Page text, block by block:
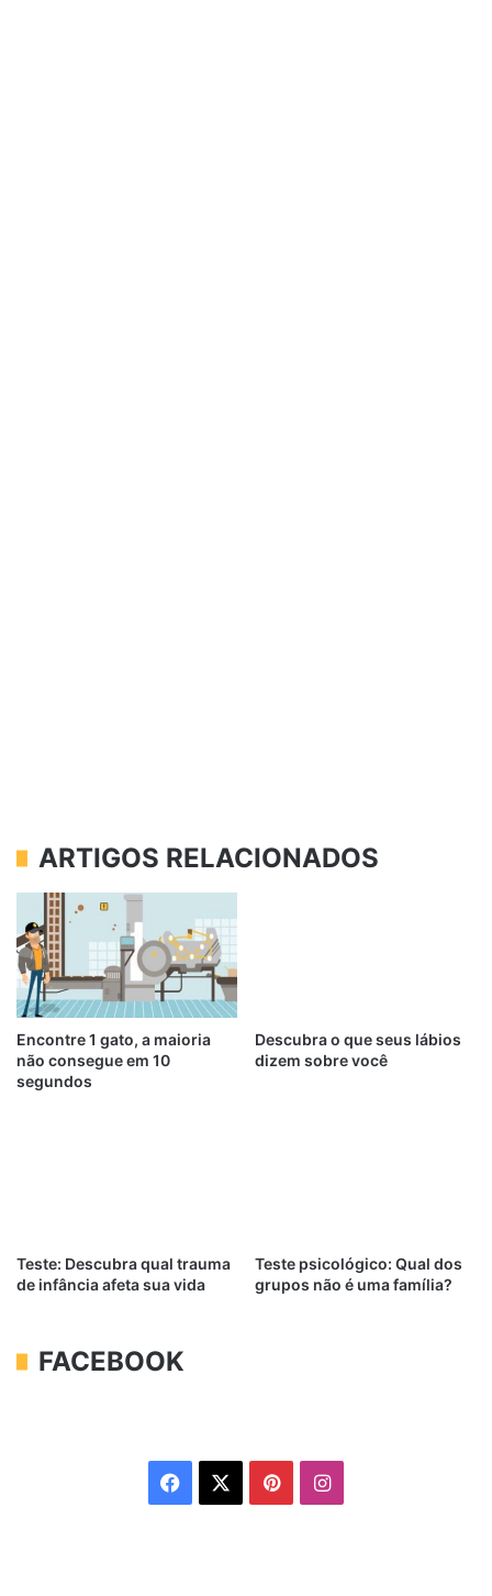
ARTIGOS RELACIONADOS
Encontre 1 gato, a maioria
não consegue em 10
segundos
Descubra o que seus lábios
dizem sobre você
Teste: Descubra qual trauma
de infância afeta sua vida
Teste psicológico: Qual dos
grupos não é uma família?
FACEBOOK
Facebook PinterestInstagram